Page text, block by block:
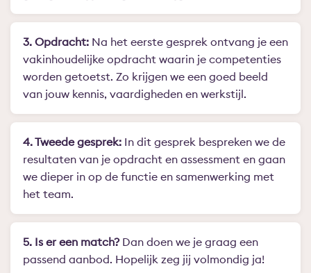
3. Opdracht: Na het eerste gesprek ontvang je een
vakinhoudelijke opdracht waarin je competenties
worden getoetst. Zo krijgen we een goed beeld
van jouw kennis, vaardigheden en werkstijl.
4. Tweede gesprek: In dit gesprek bespreken we de
resultaten van je opdracht en assessment en gaan
we dieper in op de functie en samenwerking met
het team.
5. Is er een match?Dan doen we je graag een
passend aanbod. Hopelijk zeg jij volmondig ja!